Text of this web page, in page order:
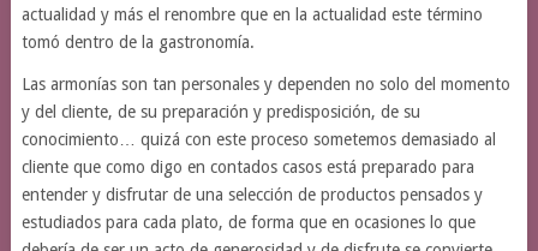
actualidad y más el renombre que en la actualidad este término
tomó dentro de la gastronomía.
Las armonías son tan personales y dependen no solo del momento
y del cliente, de su preparación y predisposición, de su
conocimiento… quizá con este proceso sometemos demasiado al
cliente que como digo en contados casos está preparado para
entender y disfrutar de una selección de productos pensados y
estudiados para cada plato, de forma que en ocasiones lo que